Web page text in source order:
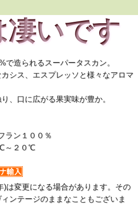
凄いです
で造られるスーパータスカン。
シス、エスプレッソと様々なアロマ
、口に広がる果実味が豊か。
ラン１００％
～２０℃
は変更になる場合があります。その
ンテージのままなこともございま